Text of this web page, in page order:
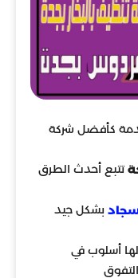
كأفضل شركة
تتبع أحدث الطرق
بشكل جيد
أسلوب في